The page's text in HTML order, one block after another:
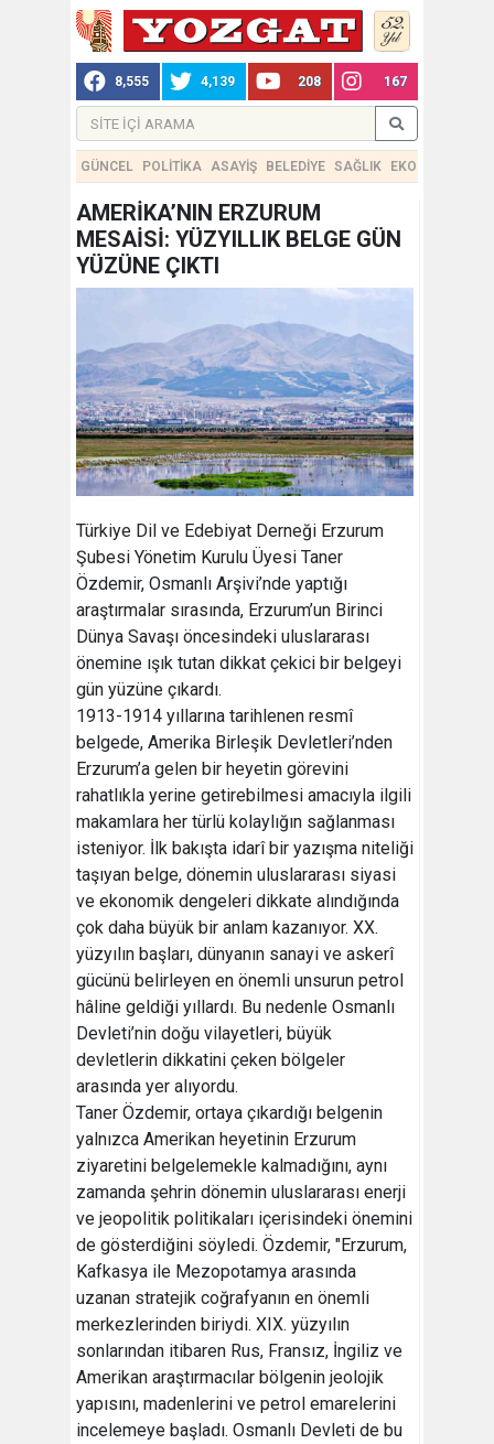
8,555 4,139 208 167
GÜNCEL POLİTİKA ASAYİŞ BELEDİYE SAĞLIK EKONOMİ
AMERİKA’NIN ERZURUM
MESAİSİ: YÜZYILLIK BELGE GÜN
YÜZÜNE ÇIKTI
Türkiye Dil ve Edebiyat Derneği Erzurum
Şubesi Yönetim Kurulu Üyesi Taner
Özdemir, Osmanlı Arşivi’nde yaptığı
araştırmalar sırasında, Erzurum’un Birinci
Dünya Savaşı öncesindeki uluslararası
önemine ışık tutan dikkat çekici bir belgeyi
gün yüzüne çıkardı.
1913-1914 yıllarına tarihlenen resmî
belgede, Amerika Birleşik Devletleri’nden
Erzurum’a gelen bir heyetin görevini
rahatlıkla yerine getirebilmesi amacıyla ilgili
makamlara her türlü kolaylığın sağlanması
isteniyor. İlk bakışta idarî bir yazışma niteliği
taşıyan belge, dönemin uluslararası siyasi
ve ekonomik dengeleri dikkate alındığında
çok daha büyük bir anlam kazanıyor. XX.
yüzyılın başları, dünyanın sanayi ve askerî
gücünü belirleyen en önemli unsurun petrol
hâline geldiği yıllardı. Bu nedenle Osmanlı
Devleti’nin doğu vilayetleri, büyük
devletlerin dikkatini çeken bölgeler
arasında yer alıyordu.
Taner Özdemir, ortaya çıkardığı belgenin
yalnızca Amerikan heyetinin Erzurum
ziyaretini belgelemekle kalmadığını, aynı
zamanda şehrin dönemin uluslararası enerji
ve jeopolitik politikaları içerisindeki önemini
de gösterdiğini söyledi. Özdemir, "Erzurum,
Kafkasya ile Mezopotamya arasında
uzanan stratejik coğrafyanın en önemli
merkezlerinden biriydi. XIX. yüzyılın
sonlarından itibaren Rus, Fransız, İngiliz ve
Amerikan araştırmacılar bölgenin jeolojik
yapısını, madenlerini ve petrol emarelerini
incelemeye başladı. Osmanlı Devleti de bu